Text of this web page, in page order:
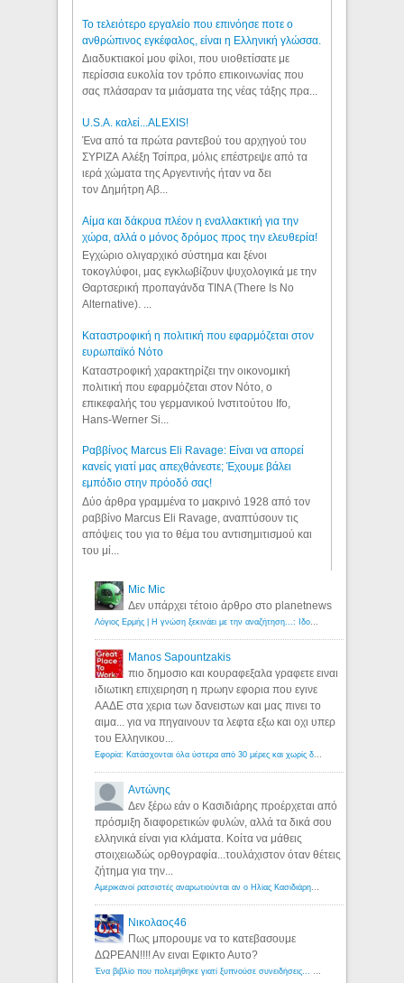
Το τελειότερο εργαλείο που επινόησε ποτε ο
ανθρώπινος εγκέφαλος, είναι η Ελληνική γλώσσα.
Διαδυκτιακοί μου φίλοι, που υιοθετίσατε με
περίσσια ευκολία τον τρόπο επικοινωνίας που
σας πλάσαραν τα μιάσματα της νέας τάξης πρα...
U.S.A. καλεί...ALEXIS!
Ένα από τα πρώτα ραντεβού του αρχηγού του
ΣΥΡΙΖΑ Αλέξη Τσίπρα, μόλις επέστρεψε από τα
ιερά χώματα της Αργεντινής ήταν να δει
τον Δημήτρη Αβ...
Αίμα και δάκρυα πλέον η εναλλακτική για την
χώρα, αλλά ο μόνος δρόμος προς την ελευθερία!
Εγχώριο ολιγαρχικό σύστημα και ξένοι
τοκογλύφοι, μας εγκλωβίζουν ψυχολογικά με την
Θαρτσερική προπαγάνδα TINA (There Is No
Alternative). ...
Καταστροφική η πολιτική που εφαρμόζεται στον
ευρωπαϊκό Νότο
Καταστροφική χαρακτηρίζει την οικονομική
πολιτική που εφαρμόζεται στον Νότο, ο
επικεφαλής του γερμανικού Ινστιτούτου Ifo,
Hans-Werner Si...
Ραββίνος Marcus Eli Ravage: Είναι να απορεί
κανείς γιατί μας απεχθάνεστε; Έχουμε βάλει
εμπόδιο στην πρόοδό σας!
Δύο άρθρα γραμμένα το μακρινό 1928 από τον
ραββίνο Marcus Eli Ravage, αναπτύσουν τις
απόψεις του για το θέμα του αντισημιτισμού και
του μί...
Mic Mic
Δεν υπάρχει τέτοιο άρθρο στο planetnews
Λόγιος Ερμής | Η γνώση ξεκινάει με την αναζήτηση...: Ιδού οι 18 που χρωστούν 11 δις ευρώ!
Manos Sapountzakis
πιο δημοσιο και κουραφεξαλα γραφετε ειναι
ιδιωτικη επιχειρηση η πρωην εφορια που εγινε
ΑΑΔΕ στα χερια των δανειστων και μας πινει το
αιμα... για να πηγαινουν τα λεφτα εξω και οχι υπερ
του Ελληνικου...
Εφορία: Κατάσχονται όλα ύστερα από 30 μέρες και χωρίς δικαστικές αποφάσεις - Λόγιος Ερμής
Αντώνης
Δεν ξέρω εάν ο Κασιδιάρης προέρχεται από
πρόσμιξη διαφορετικών φυλών, αλλά τα δικά σου
ελληνικά είναι για κλάματα. Κοίτα να μάθεις
στοιχειωδώς ορθογραφία...τουλάχιστον όταν θέτεις
ζήτημα για την...
Αμερικανοί ρατσιστές αναρωτιούνται αν ο Ηλίας Κασιδιάρης ανήκει στη λευκή φυλή... - Λόγιος Ερμής
Νικολαος46
Πως μπορουμε να το κατεβασουμε
ΔΩΡΕΑΝ!!!! Αν ειναι Εφικτο Αυτο?
Ένα βιβλίο που πολεμήθηκε γιατί ξυπνούσε συνειδήσεις... - Λόγιος Ερμής | Η γνώση ξεκινάει με την αναζήτηση...